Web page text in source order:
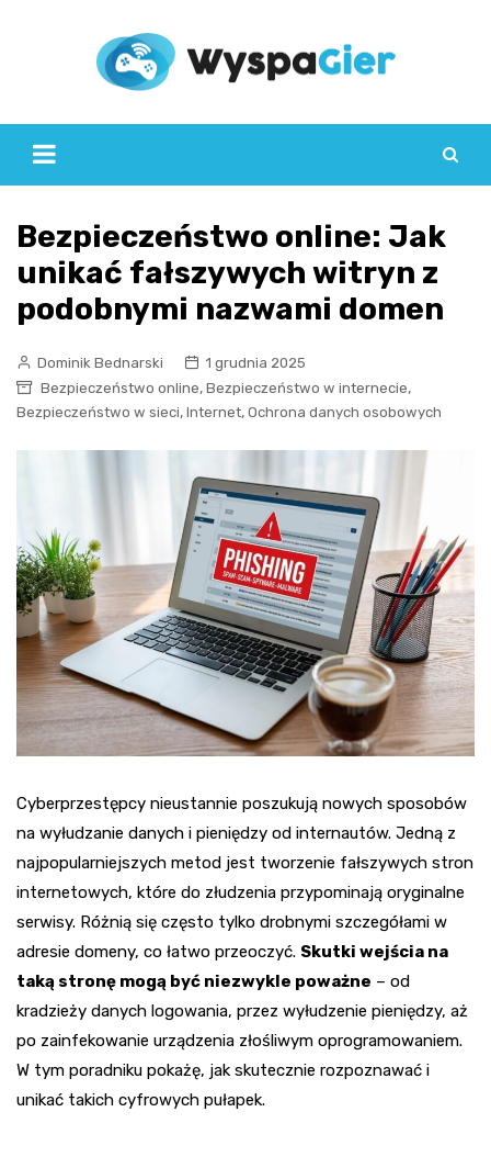
Bezpieczeństwo online: Jak
unikać fałszywych witryn z
podobnymi nazwami domen
Dominik Bednarski
1 grudnia 2025
Bezpieczeństwo online, Bezpieczeństwo w internecie,
Bezpieczeństwo w sieci, Internet, Ochrona danych osobowych
Cyberprzestępcy nieustannie poszukują nowych sposobów
na wyłudzanie danych i pieniędzy od internautów. Jedną z
najpopularniejszych metod jest tworzenie fałszywych stron
internetowych, które do złudzenia przypominają oryginalne
serwisy. Różnią się często tylko drobnymi szczegółami w
adresie domeny, co łatwo przeoczyć. Skutki wejścia na
taką stronę mogą być niezwykle poważne – od
kradzieży danych logowania, przez wyłudzenie pieniędzy, aż
po zainfekowanie urządzenia złośliwym oprogramowaniem.
W tym poradniku pokażę, jak skutecznie rozpoznawać i
unikać takich cyfrowych pułapek.